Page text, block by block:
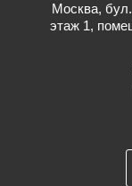
Москва,
этаж 1,